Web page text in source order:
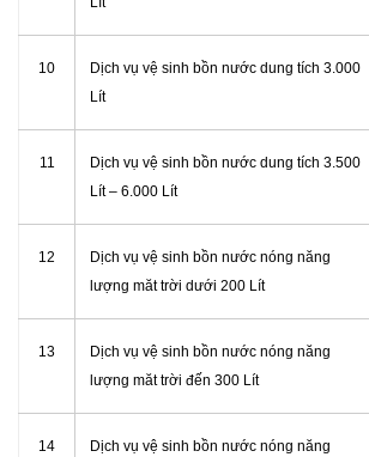
10
Dịch vụ vệ sinh bồn nước dung tích 3.000
Lít
11
Dịch vụ vệ sinh bồn nước dung tích 3.500
Lít – 6.000 Lít
12
Dịch vụ vệ sinh bồn nước nóng năng
lượng măt trời dưới 200 Lít
13
Dịch vụ vệ sinh bồn nước nóng năng
lượng măt trời đến 300 Lít
14
Dịch vụ vệ sinh bồn nước nóng năng